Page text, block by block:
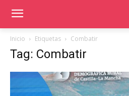
Inicio Etiquetas Combatir
Tag: Combatir